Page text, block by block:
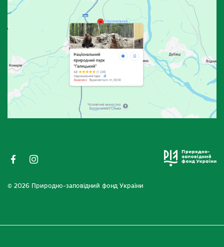
© 2026 Природно-заповідний фонд України